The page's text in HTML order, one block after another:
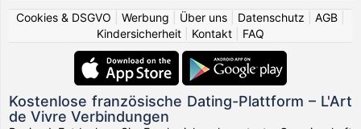
Cookies & DSGVO
Werbung Über uns Datenschutz AGB
Kindersicherheit
Kontakt FAQ
Kostenlose französische Dating-Plattform – L'Art
de Vivre Verbindungen